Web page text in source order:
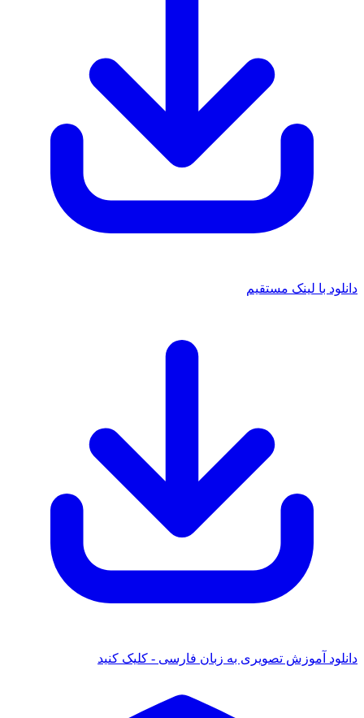
دانلود با لینک مستقیم
دانلود آموزش تصویری به زبان فارسی - کلیک کنید